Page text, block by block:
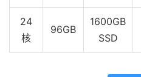
24
核
96GB
1600GB
SSD